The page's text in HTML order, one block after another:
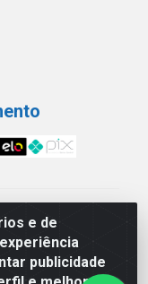
e de
publicidade
Vidros LTDA -
Drummond de
PR - CEP